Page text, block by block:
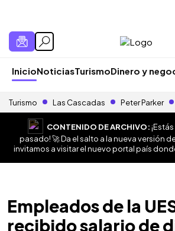
InicioNoticiasTurismoDinero y
Turismo Las Cascadas Peter Parker
CONTENIDO DE ARCHIVO:
pasado! 🚀 Da el salto a la nueva versión
invitamos a visitar el nuevo portal país
Empleados de la
recibido salario de